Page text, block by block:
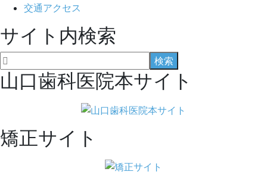
交通アクセス
サイト内検索
山口歯科医院本サイト
矯正サイト